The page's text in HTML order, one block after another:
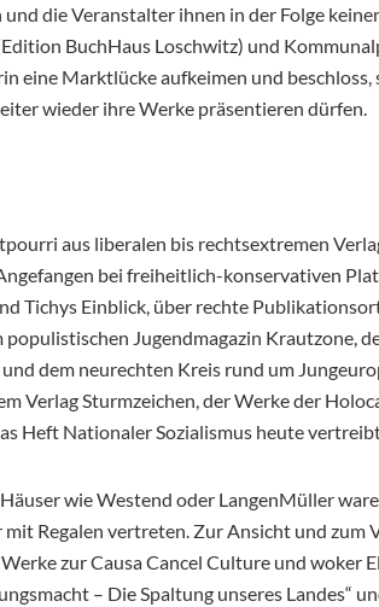
die Veranstalter ihnen in der Folge
BuchHaus Loschwitz) und
eine Marktlücke aufkeimen und beschloss,
wieder ihre Werke präsentieren dürfen.
aus liberalen bis rechtsextremen
bei freiheitlich-konservativen
Tichys Einblick, über rechte
populistischen Jugendmagazin Krautzone,
dem neurechten Kreis rund um
Verlag Sturmzeichen, der Werke der
Heft Nationaler Sozialismus heute
wie Westend oder LangenMüller
mit Regalen vertreten. Zur Ansicht und zum
zur Causa Cancel Culture und woker
– Die Spaltung unseres Landes“